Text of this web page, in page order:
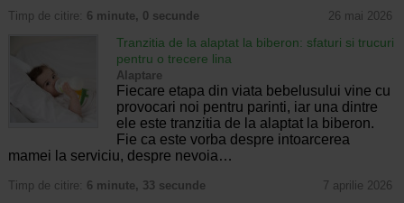
Timp de citire: 6 minute, 0 secunde 26 mai 2026
Tranzitia de la alaptat la biberon: sfaturi si trucuri
pentru o trecere lina
Alaptare
Fiecare etapa din viata bebelusului vine cu
provocari noi pentru parinti, iar una dintre
ele este tranzitia de la alaptat la biberon.
Fie ca este vorba despre intoarcerea
mamei la serviciu, despre nevoia…
Timp de citire: 6 minute, 33 secunde 7 aprilie 2026